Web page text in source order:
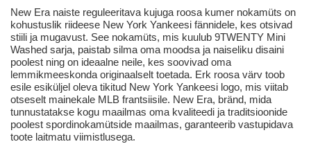
New Era naiste reguleeritava kujuga roosa kumer nokamüts on
kohustuslik riideese New York Yankeesi fännidele, kes otsivad
stiili ja mugavust. See nokamüts, mis kuulub 9TWENTY Mini
Washed sarja, paistab silma oma moodsa ja naiseliku disaini
poolest ning on ideaalne neile, kes soovivad oma
lemmikmeeskonda originaalselt toetada. Erk roosa värv toob
esile esiküljel oleva tikitud New York Yankeesi logo, mis viitab
otseselt mainekale MLB frantsiisile. New Era, bränd, mida
tunnustatakse kogu maailmas oma kvaliteedi ja traditsioonide
poolest spordinokamütside maailmas, garanteerib vastupidava
toote laitmatu viimistlusega.